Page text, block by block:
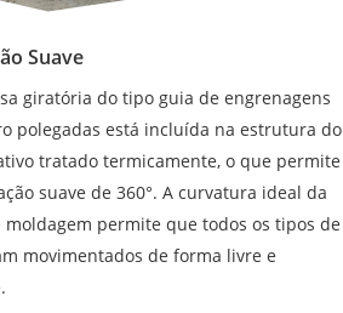
Suave
giratória do tipo guia de engrenagens
polegadas está incluída na estrutura do
tratado termicamente, o que permite
suave de 360°. A curvatura ideal da
moldagem permite que todos os tipos de
movimentados de forma livre e